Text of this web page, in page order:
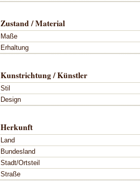
Zustand / Material
Maße
Erhaltung
Kunstrichtung / Künstler
Stil
Design
Herkunft
Land
Bundesland
Stadt/Ortsteil
Straße